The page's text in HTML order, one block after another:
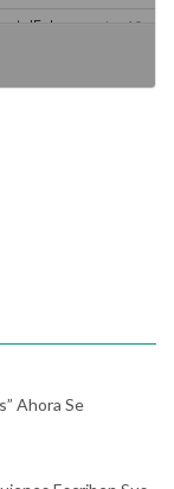
Ahora Se